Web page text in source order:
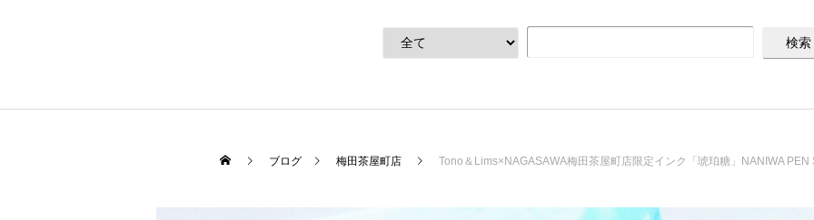
ブログ 梅田茶屋町店 Tono＆Lims×NAGASAWA梅田茶屋町店限定インク「琥珀糖」NANIWA